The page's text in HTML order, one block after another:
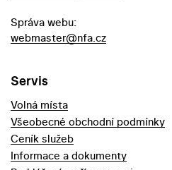
Správa webu:
webmaster@nfa.cz
Servis
Volná místa
Všeobecné obchodní podmínky
Ceník služeb
Informace a dokumenty